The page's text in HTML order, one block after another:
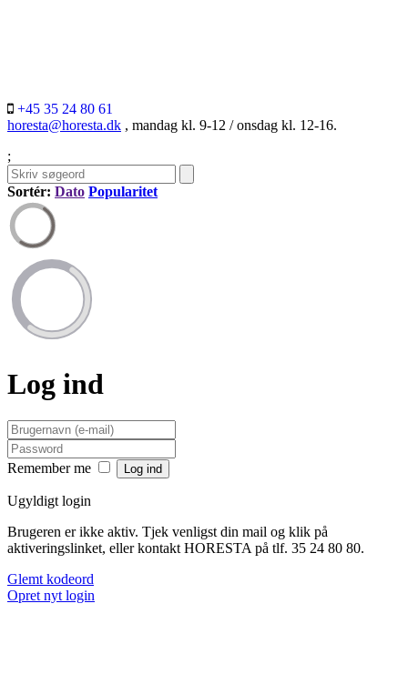
+45 35 24 80 61
horesta@horesta.dk , mandag kl. 9-12 / onsdag kl. 12-16.
;
Sortér: Dato Popularitet
Log ind
Remember me
Ugyldigt login
Brugeren er ikke aktiv. Tjek venligst din mail og klik på
aktiveringslinket, eller kontakt HORESTA på tlf. 35 24 80 80.
Glemt kodeord
Opret nyt login